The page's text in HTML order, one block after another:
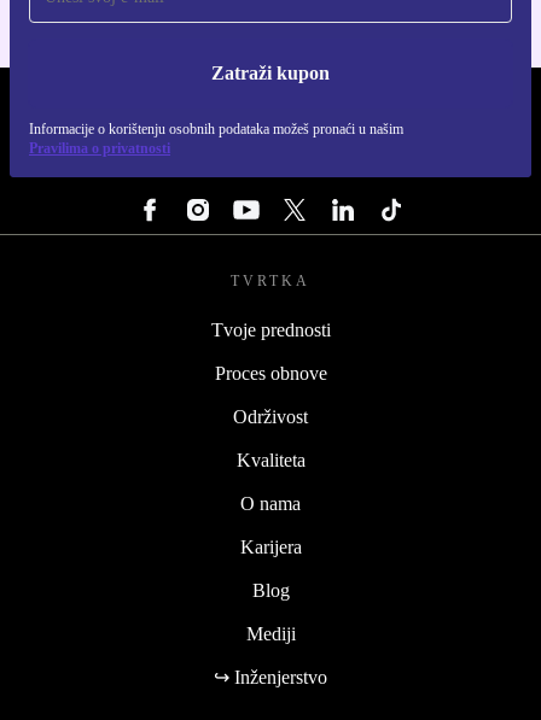
Zatraži kupon
Informacije o korištenju osobnih podataka možeš pronaći u našim
Pravilima o privatnosti
TVRTKA
Tvoje prednosti
Proces obnove
Održivost
Kvaliteta
O nama
Karijera
Blog
Mediji
↪ Inženjerstvo